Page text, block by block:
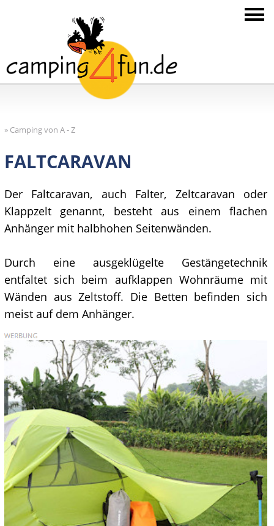
» Camping von A - Z
FALTCARAVAN
Der Faltcaravan, auch Falter, Zeltcaravan oder
Klappzelt genannt, besteht aus einem flachen
Anhänger mit halbhohen Seitenwänden.
Durch eine ausgeklügelte Gestängetechnik
entfaltet sich beim aufklappen Wohnräume mit
Wänden aus Zeltstoff. Die Betten befinden sich
meist auf dem Anhänger.